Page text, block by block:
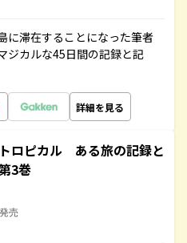
に滞在することになった筆者
ジカルな45日間の記録と記
詳細を見る
ロピカル ある旅の記録と
3巻
売